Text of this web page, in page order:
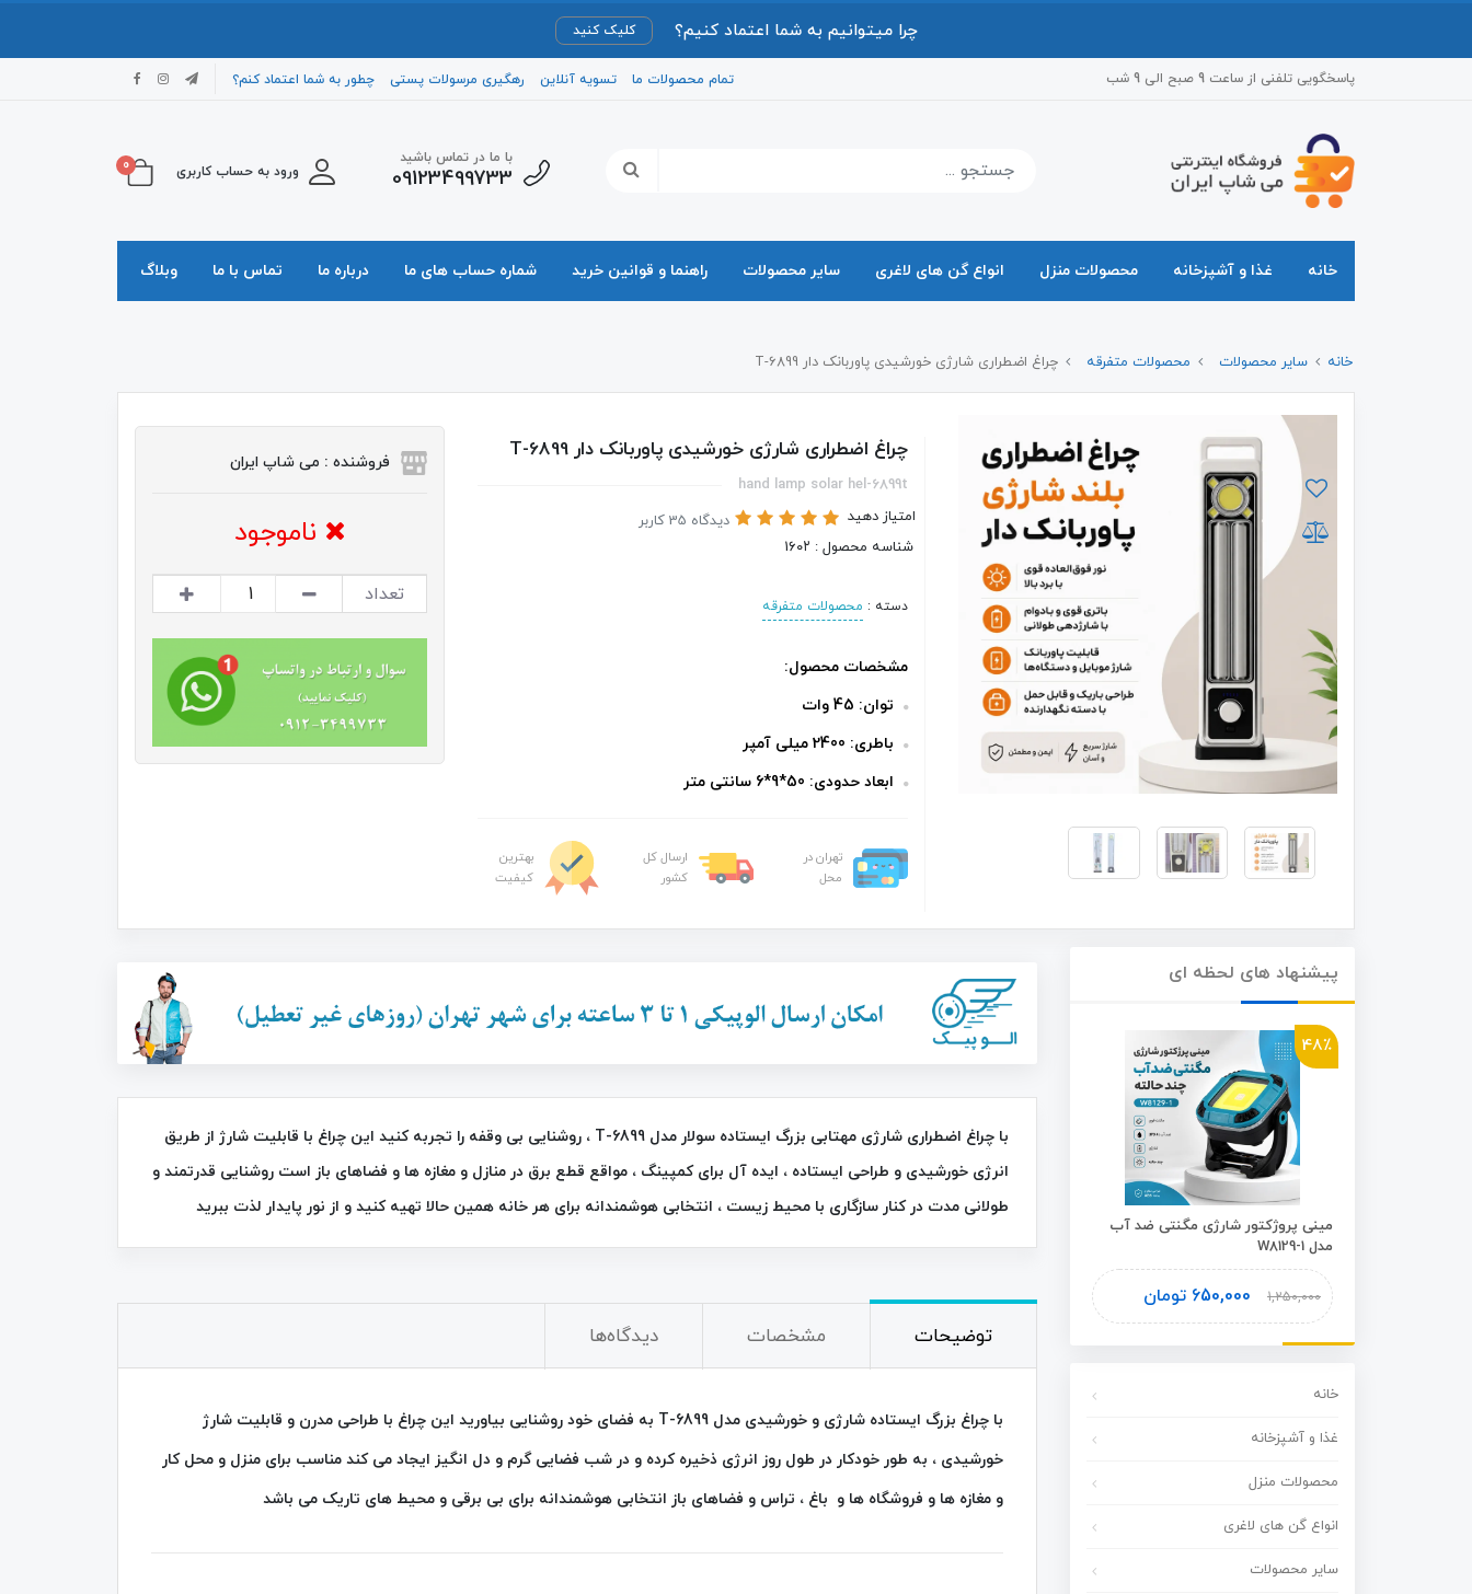
چرا میتوانیم به شما اعتماد کنیم؟ کلیک کنید
پاسخگویی تلفنی از ساعت 9 صبح الی 9 شب تمام محصولات ما تسویه آنلاین رهگیری مرسولات پستی چطور به شما اعتماد کنم؟
با ما در تماس باشید
09123499733 ورود به حساب کاربری 0
خانه غذا و آشپزخانه محصولات منزل انواع گن های لاغری سایر محصولات راهنما و قوانین خرید شماره حساب های ما درباره ما تماس با ما وبلاگ
خانه سایر محصولات محصولات متفرقه چراغ اضطراری شارژی خورشیدی پاوربانک دار 6899-T
چراغ اضطراری شارژی خورشیدی پاوربانک دار 6899-T
hand lamp solar hel-6899t
امتیاز دهید
دیدگاه 35 کاربر
شناسه محصول : 1۶۰۲
دسته : محصولات متفرقه
مشخصات محصول:
توان: 45 وات
باطری: 2400 میلی آمپر
ابعاد حدودی: 50*9*6 سانتی متر
تهران در
محل
ارسال کل
کشور
بهترین
کیفیت
فروشنده : می شاپ ایران
ناموجود
تعداد
خانه
غذا و آشپزخانه
محصولات منزل
انواع گن های لاغری
سایر محصولات
پیشنهاد های لحظه ای
48٪
مینی پروژکتور شارژی مگنتی ضد آب
مدل W8129-1
1,250,000
650,000 تومان
Plus
1,450,000
790,000 تومان
C-7739
سوکانی SK-1008
34٪
FAN DD 5634
با چراغ اضطراری شارژی مهتابی بزرگ ایستاده سولار مدل 6899-T ، روشنایی بی‌ وقفه را تجربه کنید این چراغ با قابلیت شارژ از طریق
انرژی خورشیدی و طراحی ایستاده ، ایده‌ آل برای کمپینگ ، مواقع قطع برق در منازل و مغازه ها و فضاهای باز است روشنایی قدرتمند و
طولانی‌ مدت در کنار سازگاری با محیط زیست ، انتخابی هوشمندانه برای هر خانه همین حالا تهیه کنید و از نور پایدار لذت ببرید
توضیحات مشخصات دیدگاه‌ها
با چراغ بزرگ ایستاده شارژی و خورشیدی مدل 6899-T به فضای خود روشنایی بیاورید این چراغ با طراحی مدرن و قابلیت شارژ
خورشیدی ، به‌ طور خودکار در طول روز انرژی ذخیره کرده و در شب فضایی گرم و دل‌ انگیز ایجاد می‌ کند مناسب برای منزل و محل کار
و مغازه ها و فروشگاه ها و باغ ، تراس و فضاهای باز انتخابی هوشمندانه برای بی برقی و محیط های تاریک می باشد